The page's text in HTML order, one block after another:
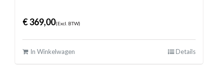
€369,00(Excl. BTW)
In Winkelwagen Details